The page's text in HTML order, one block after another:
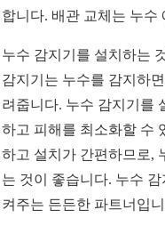
합니다. 배관 교체는 누수
누수 감지기를 설치하는
감지기는 누수를 감지하
려줍니다. 누수 감지기를
하고 피해를 최소화할 수
하고 설치가 간편하므로,
는 것이 좋습니다. 누수
켜주는 든든한 파트너입